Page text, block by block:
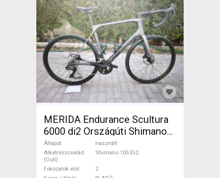
MERIDA Endurance Scultura
6000 di2 Országúti Shimano
105 Di2 tárcsafék használt
ELADÓ
Állapot
használt
Alkatrészcsalád
(Outi)
Shimano 105 Di2
Fokozatok elöl
2